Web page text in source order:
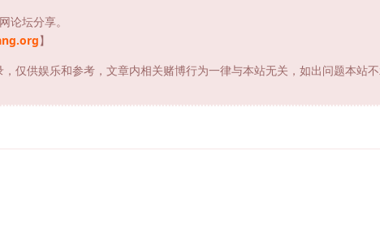
论坛分享。
】
仅供娱乐和参考，文章内相关赌博行为一律与本站无关，如出问题本站